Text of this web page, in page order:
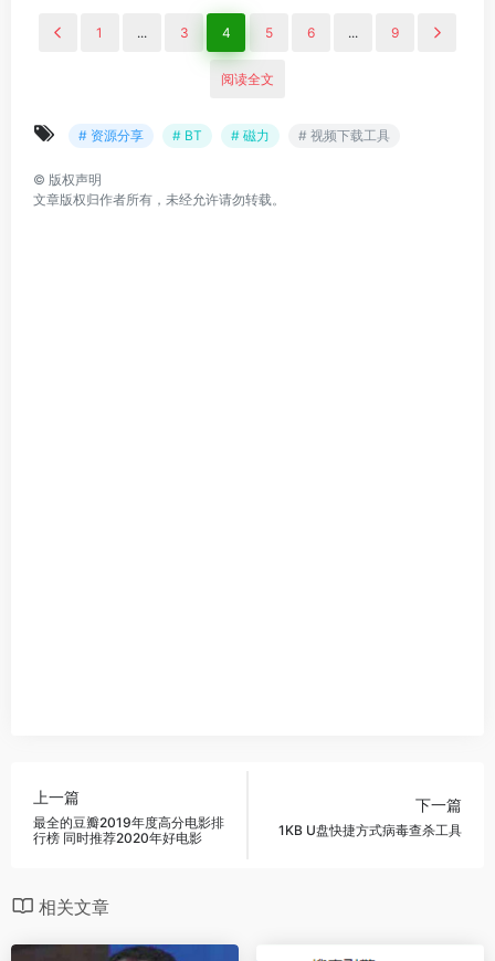
1 ... 3 4 5 6 ... 9
阅读全文
# 资源分享 # BT # 磁力 # 视频下载工具
© 版权声明
文章版权归作者所有，未经允许请勿转载。
上一篇
最全的豆瓣2019年度高分电影排
行榜 同时推荐2020年好电影
下一篇
1KB U盘快捷方式病毒查杀工具
相关文章